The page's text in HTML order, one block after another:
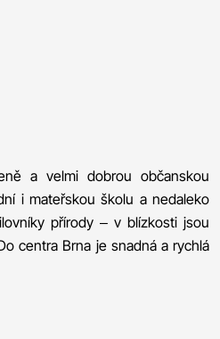
a velmi dobrou občanskou
i mateřskou školu a nedaleko
přírody – v blízkosti jsou
centra Brna je snadná a rychlá